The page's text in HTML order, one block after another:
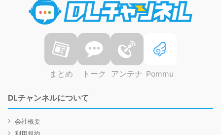
まとめ トーク アンテナ Pommu
DLチャンネルについて
会社概要